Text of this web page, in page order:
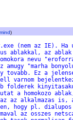
mind)
(nem az IE). Ha
ablakkal, az
nevu
amugy "marha
tovabb. Ez a
varnom
folderek
a homokozo
az alkalmazas is,
hogy pl. dialupos
az osszes